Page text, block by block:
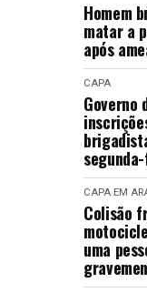
Homem
matar a
após
CAPA
Governo
CAPA EM
Colisão
uma